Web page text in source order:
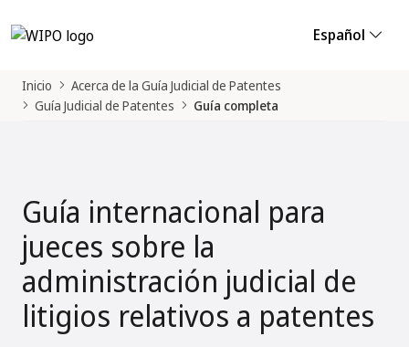
Español
Inicio
Acerca de la Guía Judicial de Patentes
Guía Judicial de Patentes
Guía completa
Guía internacional para
jueces sobre la
administración judicial de
litigios relativos a patentes